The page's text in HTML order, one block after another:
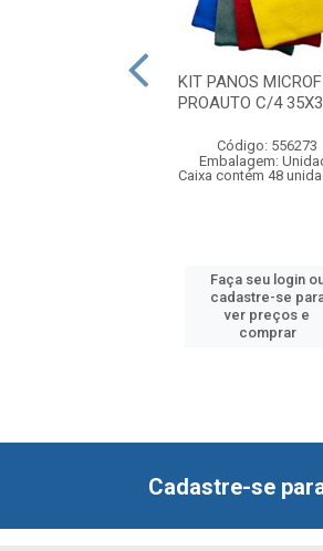
KIT PANOS
PROAUTO C/4
Código: 556273
Embalagem:
Caixa contém 48
Faça seu login
cadastre-se
ver preços e
comprar
Cadastre-se